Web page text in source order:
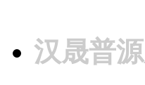
汉晟普